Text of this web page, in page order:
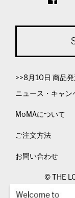
>>8月10日 商品
ニュース・キャン
MoMAについて
ご注文方法
お問い合わせ
© THE